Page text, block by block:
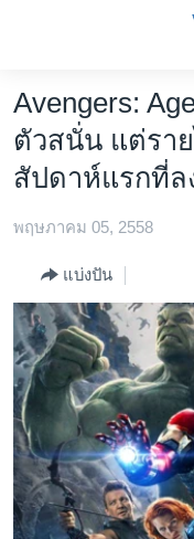
ต่อ
ข้าม
ไป
เนื้อหา
ข้าม
หลัก
ข้าม
ไป
การ
ค้นหา
หน้าหลัก
โลก
เอเชีย
สหรัฐฯ
ไทย
ธุรกิจ
วิทยาศาสตร์
สังคมและสุขภาพ
ไลฟ์สไตล์
ตรวจสอบข่าว
เรียนรู้ภาษาอังกฤษ
Avengers:
ตัวสนั่น แต่รา
สัปดาห์แรกที่ล
พฤษภาคม 05, 2558
แบ่งปัน